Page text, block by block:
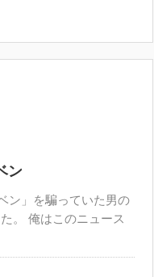
ン
ン」を騙っていた男の
。 俺はこのニュース